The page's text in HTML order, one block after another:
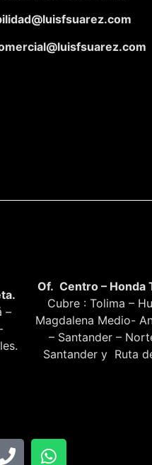
–
Of. Centro – Honda
Cubre : Tolima –
Magdalena Medio-
– Santander –
Santander y Ruta